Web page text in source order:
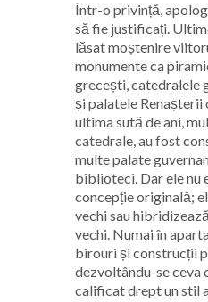
Într-o privință,
să fie justificați.
lăsat moștenire
monumente ca
grecești, catedralele
și palatele Renașterii
ultima sută de ani,
catedrale, au fost
multe palate
biblioteci. Dar ele nu
concepție originală;
vechi sau
vechi. Numai în
birouri și construcții
dezvoltându-se ceva
calificat drept un stil